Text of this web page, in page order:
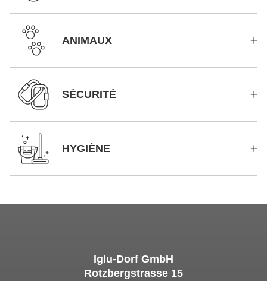
ANIMAUX
SÉCURITÉ
HYGIÈNE
Iglu-Dorf GmbH
Rotzbergstrasse 15